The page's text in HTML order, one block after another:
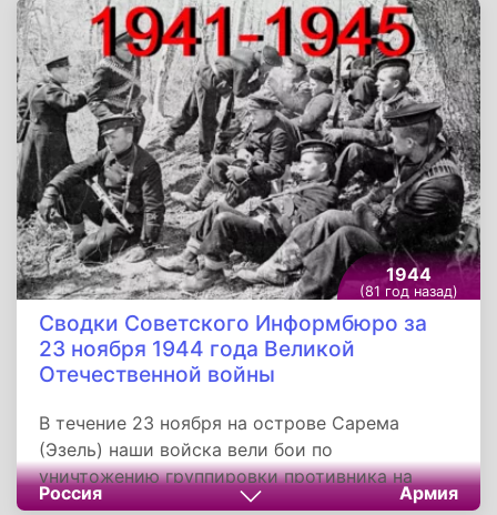
Еленовка, Кодак, Марье-Дмитровка, Ковалёво,
Красный Яр, Красное Поле, Александровка,
Незабудина.
1944
(81 год назад)
Сводки Советского Информбюро за
23 ноября 1944 года Великой
Отечественной войны
В течение 23 ноября на острове Сарема
(Эзель) наши войска вели бои по
уничтожению группировки противника на
южной оконечности острова и овладели
Россия Армия